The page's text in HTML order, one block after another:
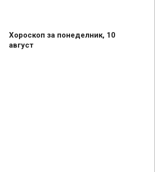
Хороскоп за понеделник, 10
август